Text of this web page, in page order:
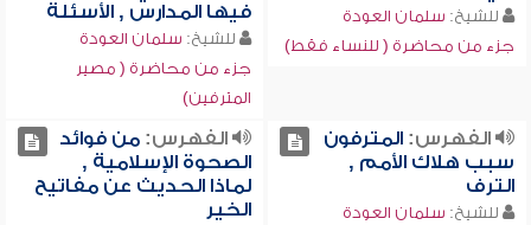
للشيخ: سلمان العودة
جزء من محاضرة ( للنساء فقط)
فيها المدارس , الأسئلة
للشيخ: سلمان العودة
جزء من محاضرة ( مصير
المترفين)
الفهرس:المترفون
سبب هلاك الأمم ,
الترف
للشيخ: سلمان العودة
الفهرس:من فوائد
الصحوة الإسلامية ,
لماذا الحديث عن مفاتيح
الخير